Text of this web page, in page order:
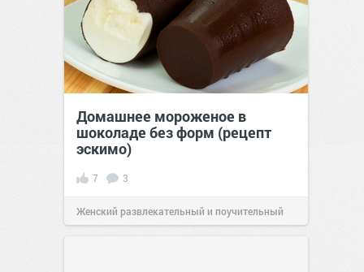
Домашнее мороженое в
шоколаде без форм (рецепт
эскимо)
7 3
Женский развлекательный и поучительный